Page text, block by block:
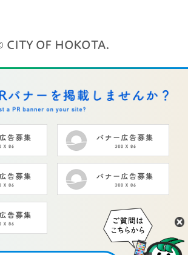
CITY OF HOKOTA.